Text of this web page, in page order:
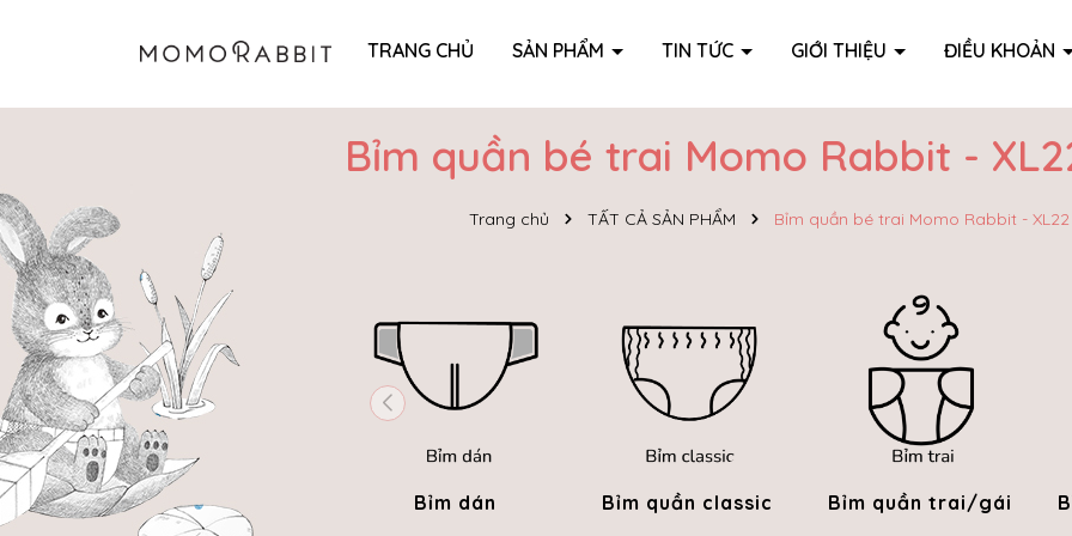
TRANG CHỦ SẢN PHẨM TIN TỨC GIỚI THIỆU ĐIỀU KHOẢN
Bỉm quần bé trai Momo Rabbit -
Trang chủ TẤT CẢ SẢN PHẨM Bỉm quần bé trai Momo Rabbit - XL22
Bỉm dán Bỉm quần classic Bỉm quần trai/gái